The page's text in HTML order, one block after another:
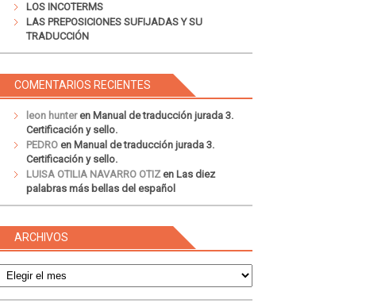
LOS INCOTERMS
LAS PREPOSICIONES SUFIJADAS Y SU
TRADUCCIÓN
COMENTARIOS RECIENTES
leon hunteren Manual de traducción jurada 3.
Certificación y sello.
PEDRO en Manual de traducción jurada 3.
Certificación y sello.
LUISA OTILIA NAVARRO OTIZen Las diez
palabras más bellas del español
ARCHIVOS